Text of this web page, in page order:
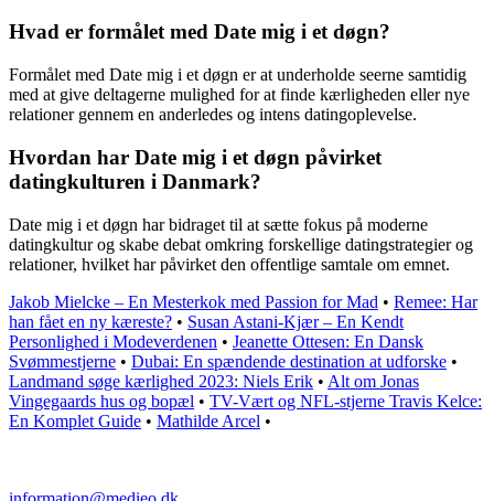
Hvad er formålet med Date mig i et døgn?
Formålet med Date mig i et døgn er at underholde seerne samtidig
med at give deltagerne mulighed for at finde kærligheden eller nye
relationer gennem en anderledes og intens datingoplevelse.
Hvordan har Date mig i et døgn påvirket
datingkulturen i Danmark?
Date mig i et døgn har bidraget til at sætte fokus på moderne
datingkultur og skabe debat omkring forskellige datingstrategier og
relationer, hvilket har påvirket den offentlige samtale om emnet.
Jakob Mielcke – En Mesterkok med Passion for Mad • Remee: Har
han fået en ny kæreste? • Susan Astani-Kjær – En Kendt
Personlighed i Modeverdenen • Jeanette Ottesen: En Dansk
Svømmestjerne • Dubai: En spændende destination at udforske •
Landmand søge kærlighed 2023: Niels Erik • Alt om Jonas
Vingegaards hus og bopæl • TV-Vært og NFL-stjerne Travis Kelce:
En Komplet Guide • Mathilde Arcel •